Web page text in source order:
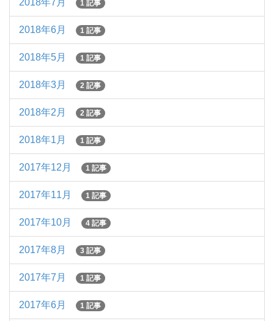
2018年7月 1 記事
2018年6月 1 記事
2018年5月 1 記事
2018年3月 2 記事
2018年2月 2 記事
2018年1月 1 記事
2017年12月 1 記事
2017年11月 1 記事
2017年10月 4 記事
2017年8月 3 記事
2017年7月 1 記事
2017年6月 1 記事